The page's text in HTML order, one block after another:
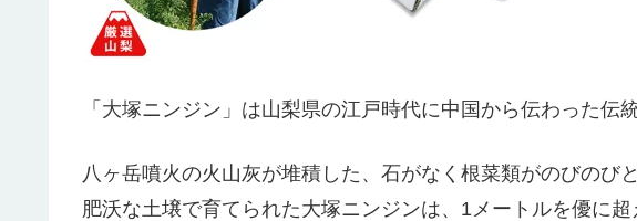
「大塚ニンジン」は山梨県の江戸時代に中国から伝わった伝
八ヶ岳噴火の火山灰が堆積した、石がなく根菜類がのびのび
肥沃な土壌で育てられた大塚ニンジンは、1メートルを優に